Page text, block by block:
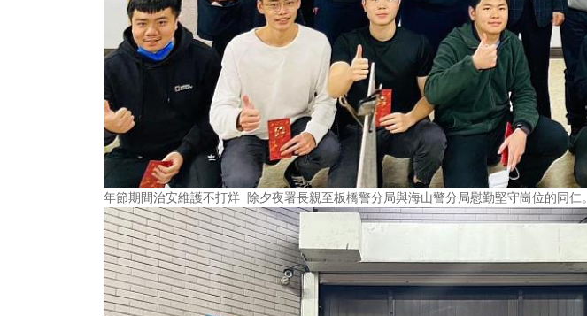
年節期間治安維護不打烊 除夕夜署長親至板橋警分局與海山警分局慰勤堅守崗位的同仁。